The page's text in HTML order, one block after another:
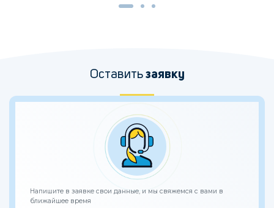
Оставитьзаявку
Напишите в заявке свои данные, и мы свяжемся с вами в
ближайшее время